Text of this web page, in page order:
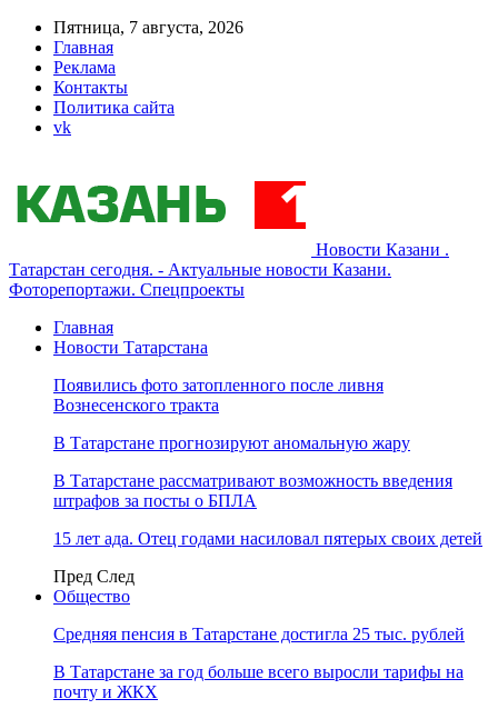
Пятница, 7 августа, 2026
Главная
Реклама
Контакты
Политика сайта
vk
Новости Казани .
Татарстан сегодня. - Актуальные новости Казани.
Фоторепортажи. Спецпроекты
Главная
Новости Татарстана
Появились фото затопленного после ливня
Вознесенского тракта
В Татарстане прогнозируют аномальную жару
В Татарстане рассматривают возможность введения
штрафов за посты о БПЛА
15 лет ада. Отец годами насиловал пятерых своих детей
Пред След
Общество
Средняя пенсия в Татарстане достигла 25 тыс. рублей
В Татарстане за год больше всего выросли тарифы на
почту и ЖКХ